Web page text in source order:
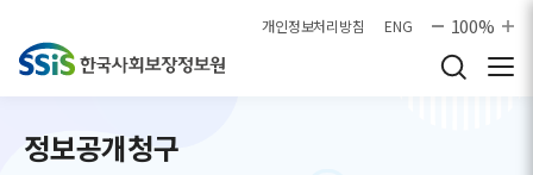
개인정보처리방침 ENG 100%
정보공개청구